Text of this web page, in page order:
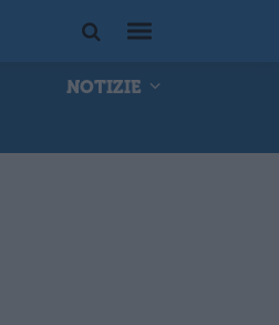
NOTIZIE